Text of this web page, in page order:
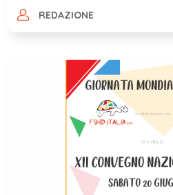
REDAZIONE